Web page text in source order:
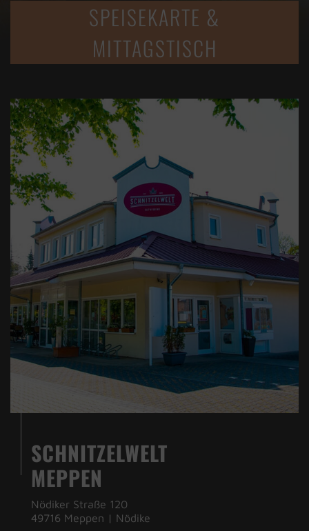
SPEISEKARTE &
MITTAGSTISCH
SCHNITZELWELT
MEPPEN
Nödiker Straße 120
49716 Meppen | Nödike